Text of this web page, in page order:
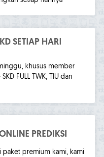
SETIAP HARI
khusus member
FULL TWK, TIU dan
PREDIKSI
premium kami, kami